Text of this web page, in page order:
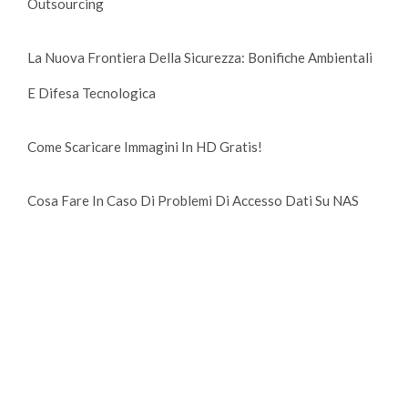
Outsourcing
La Nuova Frontiera Della Sicurezza: Bonifiche Ambientali
E Difesa Tecnologica
Come Scaricare Immagini In HD Gratis!
Cosa Fare In Caso Di Problemi Di Accesso Dati Su NAS